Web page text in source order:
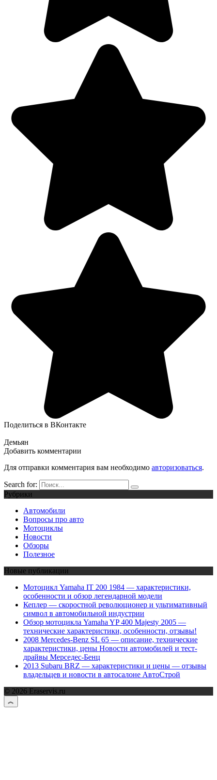
Поделиться в ВКонтакте
Демьян
Добавить комментарии
Для отправки комментария вам необходимо авторизоваться.
Search for:
Рубрики
Автомобили
Вопросы про авто
Мотоциклы
Новости
Обзоры
Полезное
Новые публикации
Мотоцикл Yamaha IT 200 1984 — характеристики,
особенности и обзор легендарной модели
Кеплер — скоростной революционер и ультимативный
символ в автомобильной индустрии
Обзор мотоцикла Yamaha YP 400 Majesty 2005 —
технические характеристики, особенности, отзывы!
2008 Mercedes-Benz SL 65 — описание, технические
характеристики, цены Новости автомобилей и тест-
драйвы Мерседес-Бенц
2013 Subaru BRZ — характеристики и цены — отзывы
владельцев и новости в автосалоне АвтоСтрой
© 2026 Eraservis.ru